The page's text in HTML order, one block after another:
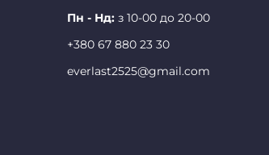
Пн - Нд: з 10-00 до 20-00
+380 67 880 23 30
everlast2525@gmail.com